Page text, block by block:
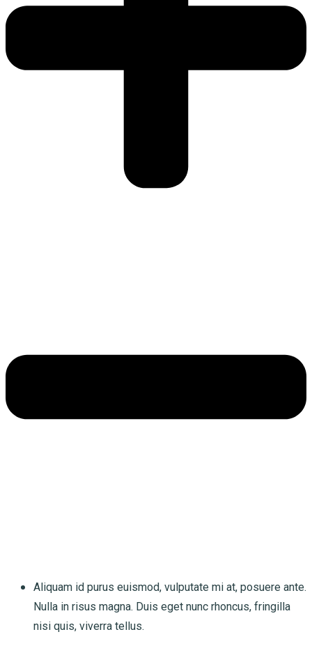
Aliquam id purus euismod, vulputate mi at, posuere ante.
Nulla in risus magna. Duis eget nunc rhoncus, fringilla
nisi quis, viverra tellus.